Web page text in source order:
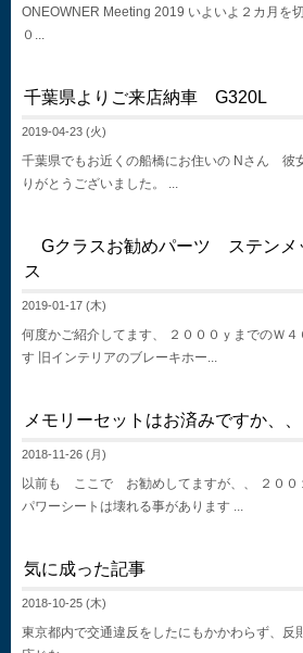
ONEOWNER Meeting 2019 いよいよ２カ月を
０...
千葉県よりご来店納車 G320L
2019-04-23 (火)
千葉県でもお近くの船橋にお住いの Nさん 彼
りがとうございました。 ...
Gクラスお勧めパーツ ステンメ
ス
2019-01-17 (木)
何度かご紹介してます、 ２０００ｙまでのＷ
す 旧インテリアのブレーキホー...
メモリーセットはお済みですか、、
2018-11-26 (月)
以前も ここで お勧めしてますが、、 ２００
パワーシートは壊れる事があります ...
気に成った記事
2018-10-25 (木)
東京都内で交通違反をしたにもかかわらず、反